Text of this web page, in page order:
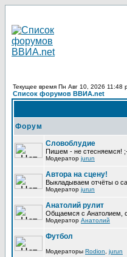
Текущее время Пн Авг 10, 2026 11:48
Список форумов ВВИА.net
Форум
Словоблудие
Пишем - не стесняемся!
Модератор jurun
Автора на сцену!
Выкладываем отчёты о
Модератор jurun
Анатолий рулит
Общаемся с Анатолием,
Модератор Анатолий
Футбол
Модераторы Rodion jurun